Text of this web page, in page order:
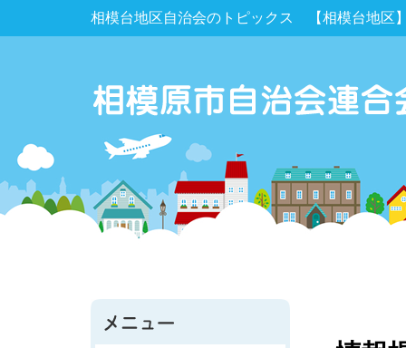
相模台地区自治会のトピックス 【相模台地区